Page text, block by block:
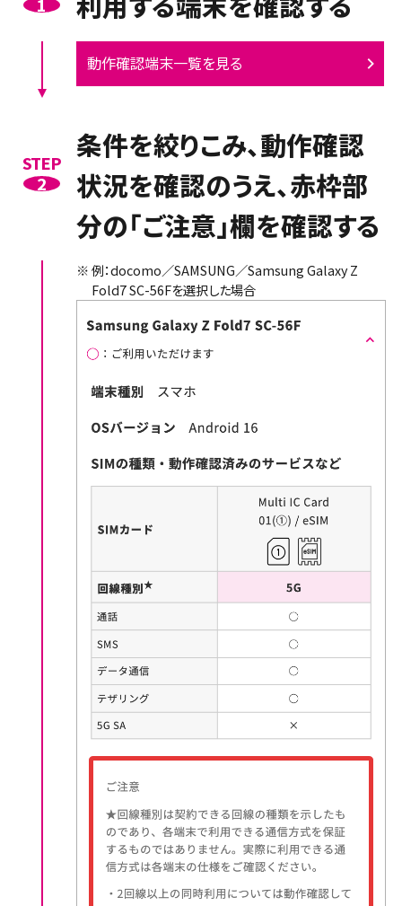
動作確認端末一覧を見る
STEP
2
条件を絞りこみ、動作確認
状況を確認のうえ、赤枠部
分の「ご注意」欄を確認する
※ 例：docomo／SAMSUNG／Samsung Galaxy Z
Fold7 SC-56Fを選択した場合